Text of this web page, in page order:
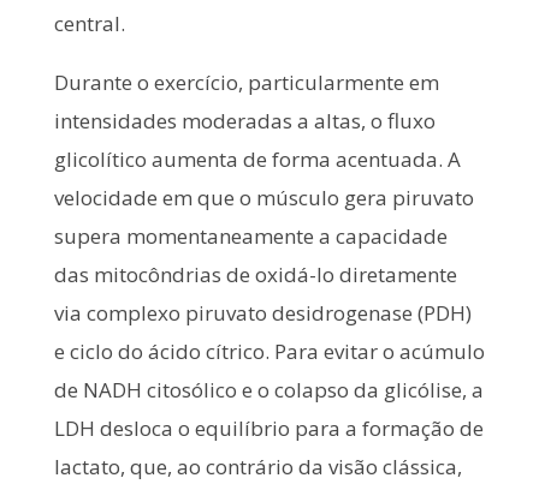
central.
Durante o exercício, particularmente em
intensidades moderadas a altas, o fluxo
glicolítico aumenta de forma acentuada. A
velocidade em que o músculo gera piruvato
supera momentaneamente a capacidade
das mitocôndrias de oxidá-lo diretamente
via complexo piruvato desidrogenase (PDH)
e ciclo do ácido cítrico. Para evitar o acúmulo
de NADH citosólico e o colapso da glicólise, a
LDH desloca o equilíbrio para a formação de
lactato, que, ao contrário da visão clássica,